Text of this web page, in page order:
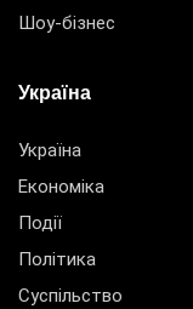
Шоу-бізнес
Україна
Україна
Економіка
Події
Політика
Суспільство